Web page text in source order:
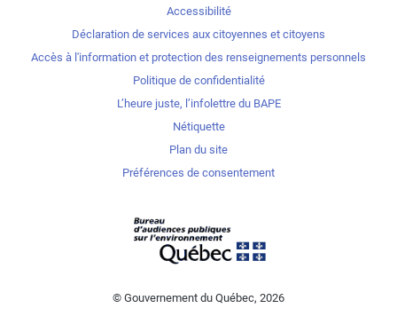
Accessibilité
Déclaration de services aux citoyennes et citoyens
Accès à l'information et protection des renseignements personnels
Politique de confidentialité
L’heure juste, l’infolettre du BAPE
Nétiquette
Plan du site
Préférences de consentement
© Gouvernement du Québec, 2026